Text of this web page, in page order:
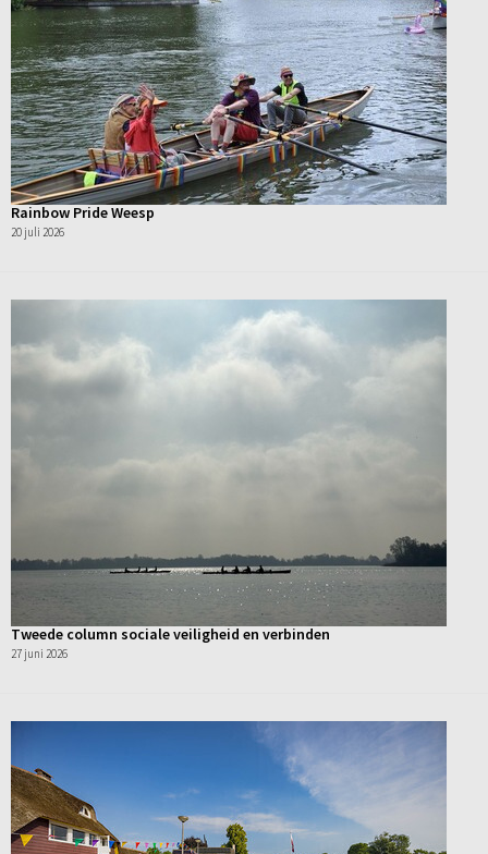
Rainbow Pride Weesp
20 juli 2026
Tweede column sociale veiligheid en verbinden
27 juni 2026